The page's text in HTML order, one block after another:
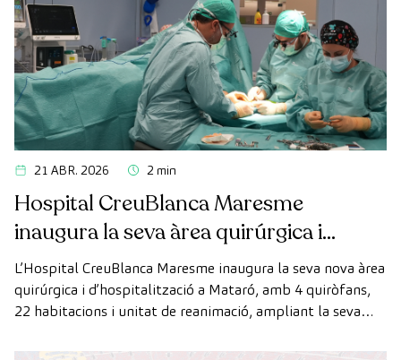
21 ABR. 2026 2 min
Hospital CreuBlanca Maresme
inaugura la seva àrea quirúrgica i
d’hospitalització
L’Hospital CreuBlanca Maresme inaugura la seva nova àrea
quirúrgica i d’hospitalització a Mataró, amb 4 quiròfans,
22 habitacions i unitat de reanimació, ampliant la seva